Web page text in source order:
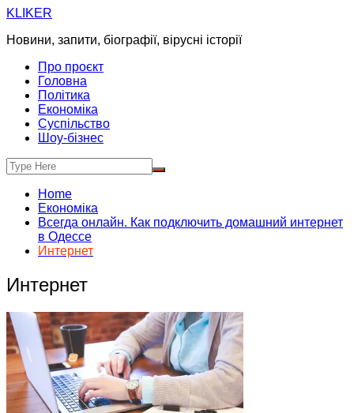
Skip
content
KLIKER
Новини, запити, біографії, вірусні історії
Про проєкт
Головна
Політика
Економіка
Суспільство
Шоу-бізнес
Home
Економіка
Всегда онлайн. Как подключить домашний интернет
в Одессе
Интернет
Интернет